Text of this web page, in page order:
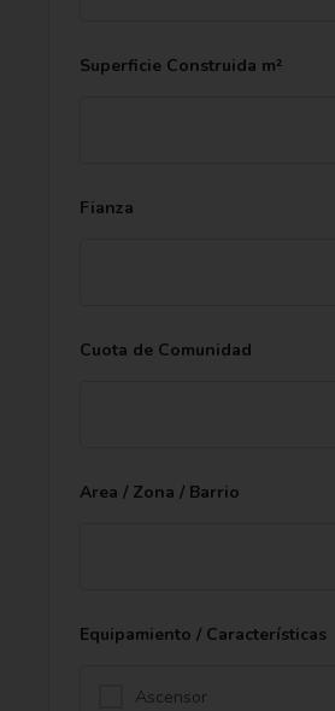
Superficie Construida m²
Fianza
Cuota de Comunidad
Area / Zona / Barrio
Equipamiento / Características
Ascensor